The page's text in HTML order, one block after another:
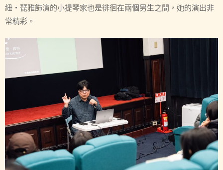
紐・琵雅飾演的小提琴家也是徘徊在兩個男生之間，她的演出非
常精彩。